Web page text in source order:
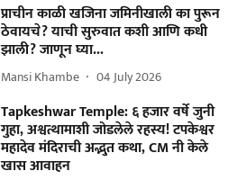
प्राचीन काळी खजिना जमिनीखाली का पुरून
ठेवायचे? याची सुरुवात कशी आणि कधी
झाली? जाणून घ्या...
Mansi Khambe 04 July 2026
Tapkeshwar Temple: ६ हजार वर्षे जुनी
गुहा, अश्वत्थामाशी जोडलेले रहस्य! टपकेश्वर
महादेव मंदिराची अद्भुत कथा, CM नी केले
खास आवाहन